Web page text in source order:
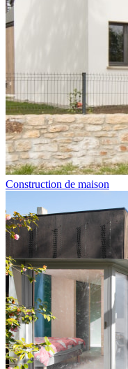
Construction de maison